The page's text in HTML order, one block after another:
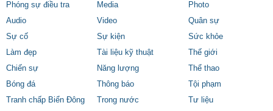
Phóng sự điều tra
Media
Photo
Audio
Video
Quân sự
Sự cố
Sự kiện
Sức khỏe
Làm đẹp
Tài liệu kỹ thuật
Thế giới
Chiến sự
Năng lượng
Thể thao
Bóng đá
Thông báo
Tội phạm
Tranh chấp Biển Đông
Trong nước
Tư liệu